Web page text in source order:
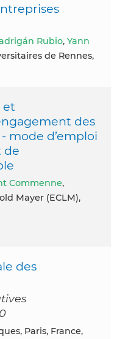
Rubio, Yann
de Rennes,
et
des
mode d’emploi
de
Commenne,
Mayer (ECLM),
des